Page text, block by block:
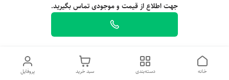
جهت اطلاع از قیمت و موجودی تماس بگیرید.
پروفایل سبد خرید دسته‌بندی خانه